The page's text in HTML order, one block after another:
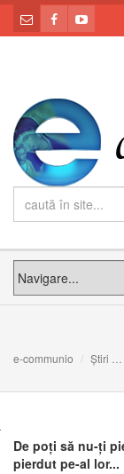
e-communio Știri
De poți să nu-ți
pierdut pe-al lor...